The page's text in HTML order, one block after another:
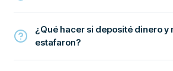
¿Qué hacer si deposité dinero y
estafaron?